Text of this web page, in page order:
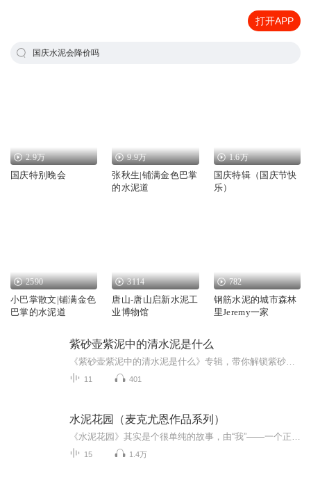
打开APP
国庆水泥会降价吗
2.9万
国庆特别晚会
9.9万
张秋生|铺满金色巴掌
的水泥道
1.6万
国庆特辑（国庆节快
乐）
2590
小巴掌散文|铺满金色
巴掌的水泥道
3114
唐山-唐山启新水泥工
业博物馆
782
钢筋水泥的城市森林
里Jeremy一家
紫砂壶紫泥中的清水泥是什么
11 401
水泥花园（麦克尤恩作品系列）
15 1.4万